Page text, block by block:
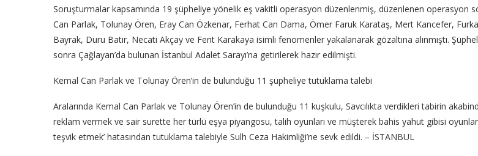
Soruşturmalar kapsamında 19 şüpheliye yönelik eş vakitli operasyon düzenlenmiş, düzenlenen operasyon
Can Parlak, Tolunay Ören, Eray Can Özkenar, Ferhat Can Dama, Ömer Faruk Karataş, Mert Kancefer,
Bayrak, Duru Batır, Necati Akçay ve Ferit Karakaya isimli fenomenler yakalanarak gözaltına alınmıştı.
sonra Çağlayan’da bulunan İstanbul Adalet Sarayı’na getirilerek hazır edilmişti.
Kemal Can Parlak ve Tolunay Ören’in de bulunduğu 11 şüpheliye tutuklama talebi
Aralarında Kemal Can Parlak ve Tolunay Ören’in de bulunduğu 11 kuşkulu, Savcılıkta verdikleri tabirin
reklam vermek ve sair surette her türlü eşya piyangosu, talih oyunları ve müşterek bahis yahut gibisi
teşvik etmek’ hatasından tutuklama talebiyle Sulh Ceza Hakimliği’ne sevk edildi. – İSTANBUL